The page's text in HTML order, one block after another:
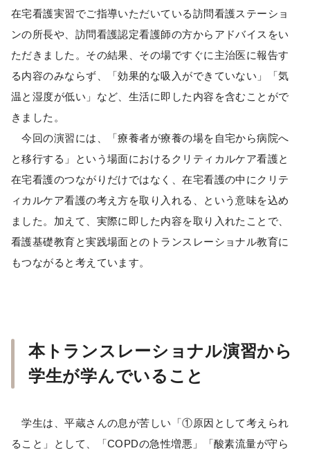
在宅看護実習でご指導いただいている訪問看護ステーショ
ンの所長や、訪問看護認定看護師の方からアドバイスをい
ただきました。その結果、その場ですぐに主治医に報告す
る内容のみならず、「効果的な吸入ができていない」「気
温と湿度が低い」など、生活に即した内容を含むことがで
きました。
今回の演習には、「療養者が療養の場を自宅から病院へ
と移行する」という場面におけるクリティカルケア看護と
在宅看護のつながりだけではなく、在宅看護の中にクリテ
ィカルケア看護の考え方を取り入れる、という意味を込め
ました。加えて、実際に即した内容を取り入れたことで、
看護基礎教育と実践場面とのトランスレーショナル教育に
もつながると考えています。
本トランスレーショナル演習から
学生が学んでいること
学生は、平蔵さんの息が苦しい「①原因として考えられ
ること」として、「COPDの急性増悪」「酸素流量が守ら